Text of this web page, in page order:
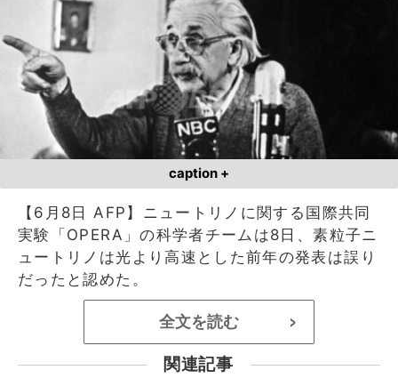
caption +
【6月8日 AFP】ニュートリノに関する国際共同
実験「OPERA」の科学者チームは8日、素粒子ニ
ュートリノは光より高速とした前年の発表は誤り
だったと認めた。
全文を読む >
関連記事